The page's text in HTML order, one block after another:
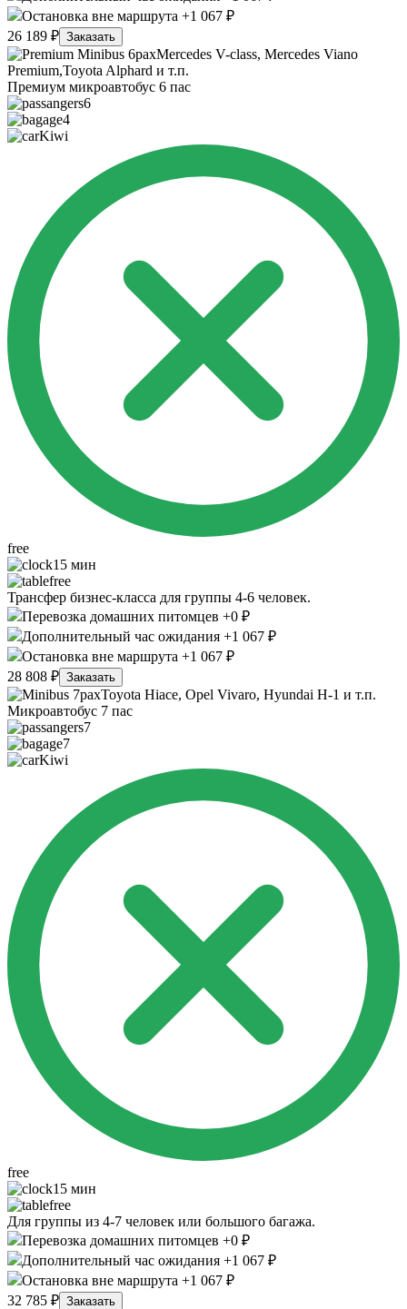
Остановка вне маршрута +1 067 ₽
26 189 ₽ Заказать
Mercedes V-class, Mercedes Viano
Premium,Toyota Alphard и т.п.
Премиум микроавтобус 6 пас
6
4
Kiwi
free
15 мин
free
Трансфер бизнес-класса для группы 4-6 человек.
Перевозка домашних питомцев +0 ₽
Дополнительный час ожидания +1 067 ₽
Остановка вне маршрута +1 067 ₽
28 808 ₽ Заказать
Toyota Hiace, Opel Vivaro, Hyundai H-1 и т.п.
Микроавтобус 7 пас
7
7
Kiwi
free
15 мин
free
Для группы из 4-7 человек или большого багажа.
Перевозка домашних питомцев +0 ₽
Дополнительный час ожидания +1 067 ₽
Остановка вне маршрута +1 067 ₽
32 785 ₽ Заказать